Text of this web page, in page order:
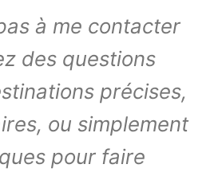
à me contacter
des questions
précises,
ou simplement
pour faire